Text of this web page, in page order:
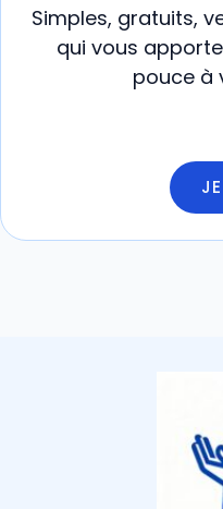
Simples, gratuits,
qui vous
pouce à